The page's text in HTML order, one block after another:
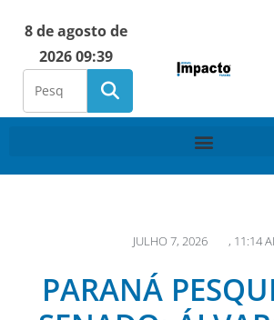
8 de agosto de
2026 09:39
JULHO 7, 2026 , 11:14
PARANÁ